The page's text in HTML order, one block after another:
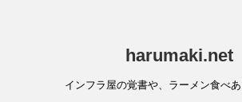
harumaki.net
インフラ屋の覚書や、ラーメン食べあ